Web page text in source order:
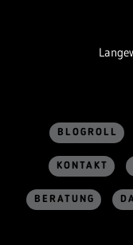
BLOGROLL
KONTAKT
BERATUNG